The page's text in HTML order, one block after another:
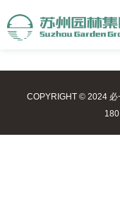
COPYRIGHT © 2024